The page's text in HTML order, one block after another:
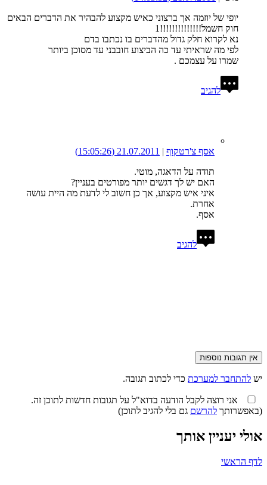
יופי של יוזמה אך ברצוני כאיש מקצוע להבהיר את הדברים הבאים
חוק חשמל!!!!!!!!!!!!!!1
נא לקרוא חלק גדול מהדברים בו נכתבו בדם
לפי מה שראיתי עד כה הביצוע חובבני עד מסוכן ביותר
שמרו על עצמכם .
להגיב
אסף צ'רטקוף |
21.07.2011
(15:05:26)
תודה על הדאגה, מוטי.
האם יש לך דגשים יותר מפורטים בעניין?
איני איש מקצוע, אך כן חשוב לי לדעת מה היית עושה
אחרת.
אסף.
להגיב
אין תגובות נוספות
יש להתחבר למערכת כדי לכתוב תגובה.
אני רוצה לקבל הודעה בדוא"ל על תגובות חדשות לתוכן זה.
(באפשרותך להרשם גם בלי להגיב לתוכן)
אולי יעניין אותך
לדף הראשי